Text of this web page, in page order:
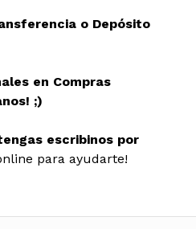
o Depósito
en Compras
;)
escribinos por
para ayudarte!